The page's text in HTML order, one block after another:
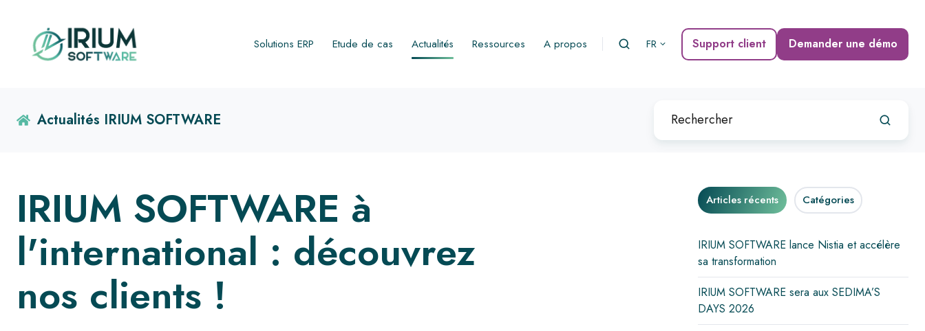
Solutions ERP Etude de cas Actualités Ressources A propos FR Support client Demander une démo
Actualités IRIUM SOFTWARE
IRIUM SOFTWARE à
l'international : découvrez
nos clients !
Articles récents Catégories
IRIUM SOFTWARE lance Nistia et accélère
sa transformation
IRIUM SOFTWARE sera aux SEDIMA’S
DAYS 2026